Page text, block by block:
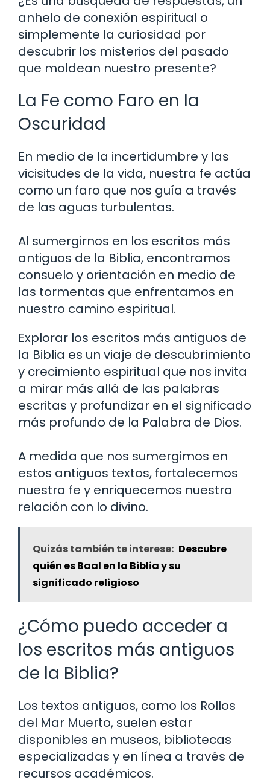
anhelo de conexión espiritual o
simplemente la curiosidad por
descubrir los misterios del pasado
que moldean nuestro presente?
La Fe como Faro en la
Oscuridad
En medio de la incertidumbre y las
vicisitudes de la vida, nuestra fe actúa
como un faro que nos guía a través
de las aguas turbulentas.
Al sumergirnos en los escritos más
antiguos de la Biblia, encontramos
consuelo y orientación en medio de
las tormentas que enfrentamos en
nuestro camino espiritual.
Explorar los escritos más antiguos de
la Biblia es un viaje de descubrimiento
y crecimiento espiritual que nos invita
a mirar más allá de las palabras
escritas y profundizar en el significado
más profundo de la Palabra de Dios.
A medida que nos sumergimos en
estos antiguos textos, fortalecemos
nuestra fe y enriquecemos nuestra
relación con lo divino.
Quizás también te interese: Descubre
quién es Baal en la Biblia y su
significado religioso
¿Cómo puedo acceder a
los escritos más antiguos
de la Biblia?
Los textos antiguos, como los Rollos
del Mar Muerto, suelen estar
disponibles en museos, bibliotecas
especializadas y en línea a través de
recursos académicos.